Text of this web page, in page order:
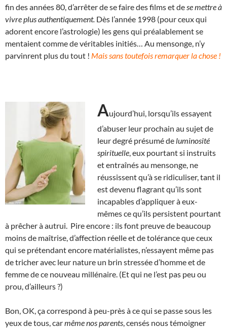
fin des années 80, d’arrêter de se faire des films et de se mettre à
vivre plus authentiquement. Dès l’année 1998 (pour ceux qui
adorent encore l’astrologie) les gens qui préalablement se
mentaient comme de véritables initiés… Au mensonge, n’y
parvinrent plus du tout ! Mais sans toutefois remarquer la chose !
Aujourd’hui, lorsqu’ils essayent
d’abuser leur prochain au sujet de
leur degré présumé de luminosité
spirituelle , eux pourtant si instruits
et entraînés au mensonge, ne
réussissent qu’à se ridiculiser, tant il
est devenu flagrant qu’ils sont
incapables d’appliquer à eux-
mêmes ce qu’ils persistent pourtant
à prêcher à autrui. Pire encore : ils font preuve de beaucoup
moins de maîtrise, d’affection réelle et de tolérance que ceux
qui se prétendant encore matérialistes, n’essayent même pas
de tricher avec leur nature un brin stressée d’homme et de
femme de ce nouveau millénaire. (Et qui ne l’est pas peu ou
prou, d’ailleurs ?)
Bon, OK, ça correspond à peu-près à ce qui se passe sous les
yeux de tous, carmême nos parents , censés nous témoigner